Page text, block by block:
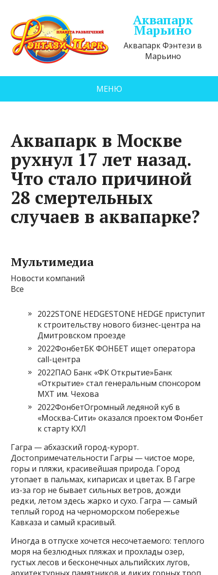
Аквапарк
Марьино
Аквапарк Фэнтези в
Марьино
МЕНЮ
Аквапарк в Москве
рухнул 17 лет назад.
Что стало причиной
28 смертельных
случаев в аквапарке?
Мультимедиа
Новости компаний
Все
2022STONE HEDGESTONE HEDGE приступит
к строительству нового бизнес-центра на
Дмитровском проезде
2022ФонбетБК ФОНБЕТ ищет оператора
call-центра
2022ПАО Банк «ФК Открытие»Банк
«Открытие» стал генеральным спонсором
МХТ им. Чехова
2022ФонбетОгромный ледяной куб в
«Москва-Сити» оказался проектом Фонбет
к старту КХЛ
Гагра — абхазский город-курорт.
Достопримечательности Гагры — чистое море,
горы и пляжи, красивейшая природа. Город
утопает в пальмах, кипарисах и цветах. В Гагре
из-за гор не бывает сильных ветров, дожди
редки, летом здесь жарко и сухо. Гагра — самый
теплый город на черноморском побережье
Кавказа и самый красивый.
Иногда в отпуске хочется несочетаемого: теплого
моря на безлюдных пляжах и прохлады озер,
густых лесов и бесконечных альпийских лугов,